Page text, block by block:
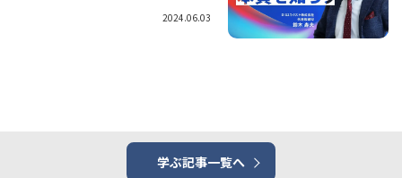
2024.06.03
学ぶ記事一覧へ